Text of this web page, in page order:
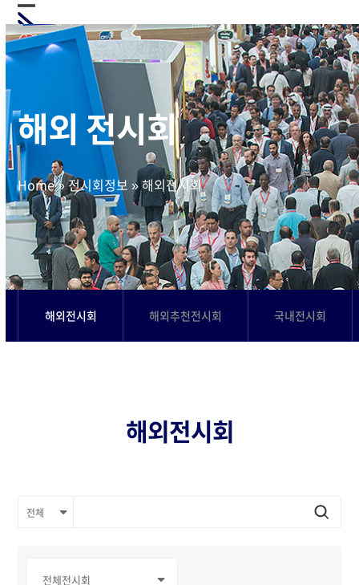
Skip
to
content
Open
mobile
Close
mobile
해외 전시회
Home»전시회정보 »해외전시회
해외전시회 해외추천전시회 국내전시회
해외전시회